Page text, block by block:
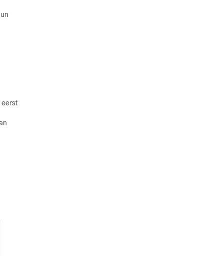
eerst